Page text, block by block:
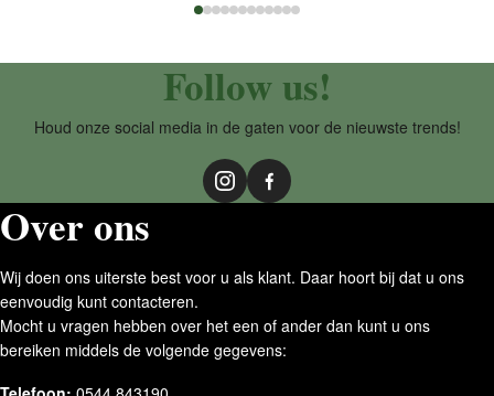
Follow us!
Houd onze social media in de gaten voor de nieuwste trends!
Over ons
Wij doen ons uiterste best voor u als klant. Daar hoort bij dat u ons
eenvoudig kunt contacteren.
Mocht u vragen hebben over het een of ander dan kunt u ons
bereiken middels de volgende gegevens: